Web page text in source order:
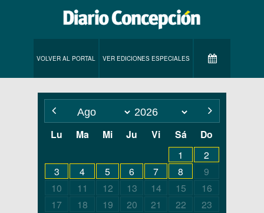
VOLVER AL PORTAL VER EDICIONES ESPECIALES
Lu Ma Mi Ju Vi Sá Do
1
2
3
4 5 6 7 8
9
10
11 12 13 14 15
16
17
18 19 20 21 22
23